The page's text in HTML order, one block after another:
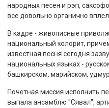
народных песен и рэп,
все довольно органично
В кадре - живописные
национальный колорит,
известная песня сегодня
национальных языках -
башкирском, марийском,
Почетная миссия исполнить
выпала ансамблю "Сявал",